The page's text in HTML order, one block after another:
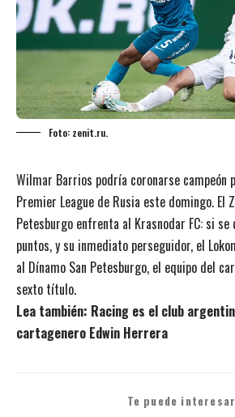
Foto: zenit.ru.
Wilmar Barrios podría coronarse campeón
Premier League de Rusia este domingo. El
Petesburgo enfrenta al Krasnodar FC: si
puntos, y su inmediato perseguidor, el
al Dínamo San Petesburgo, el equipo del
sexto título.
Lea también: Racing es el club
cartagenero Edwin Herrera
Te puede interesar